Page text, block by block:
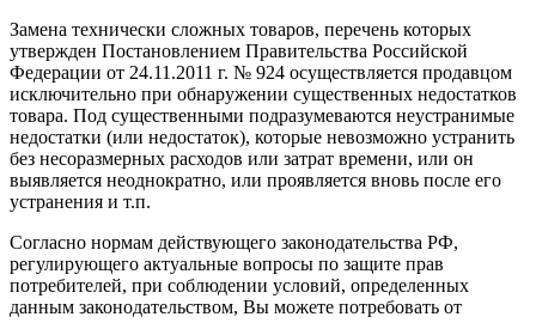
Замена технически сложных товаров, перечень которых
утвержден Постановлением Правительства Российской
Федерации от 24.11.2011 г. № 924 осуществляется продавцом
исключительно при обнаружении существенных недостатков
товара. Под существенными подразумеваются неустранимые
недостатки (или недостаток), которые невозможно устранить
без несоразмерных расходов или затрат времени, или он
выявляется неоднократно, или проявляется вновь после его
устранения и т.п.
Согласно нормам действующего законодательства РФ,
регулирующего актуальные вопросы по защите прав
потребителей, при соблюдении условий, определенных
данным законодательством, Вы можете потребовать от